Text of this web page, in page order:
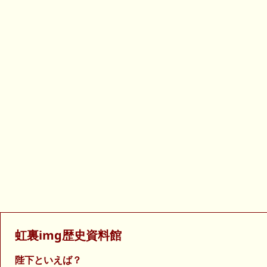
虹裏img歴史資料館
陛下といえば？